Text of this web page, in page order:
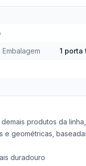
1
demais produtos da
e geométricas,
duradouro